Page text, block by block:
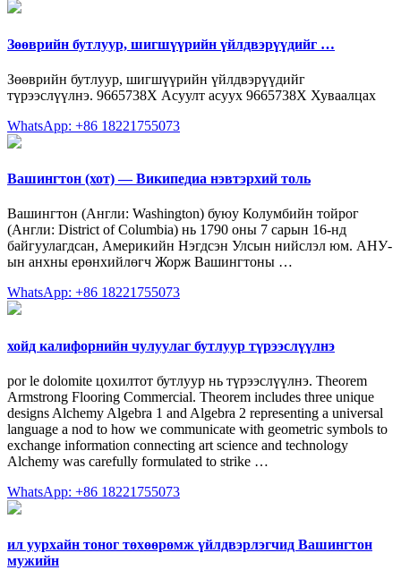
Зөөврийн бутлуур, шигшүүрийн үйлдвэрүүдийг …
Зөөврийн бутлуур, шигшүүрийн үйлдвэрүүдийг
түрээслүүлнэ. 9665738X Асуулт асуух 9665738X Хуваалцах
WhatsApp: +86 18221755073
Вашингтон (хот) — Википедиа нэвтэрхий толь
Вашингтон (Англи: Washington) буюу Колумбийн тойрог
(Англи: District of Columbia) нь 1790 оны 7 сарын 16-нд
байгуулагдсан, Америкийн Нэгдсэн Улсын нийслэл юм. АНУ-
ын анхны ерөнхийлөгч Жорж Вашингтоны …
WhatsApp: +86 18221755073
хойд калифорнийн чулуулаг бутлуур түрээслүүлнэ
por le dolomite цохилтот бутлуур нь түрээслүүлнэ. Theorem
Armstrong Flooring Commercial. Theorem includes three unique
designs Alchemy Algebra 1 and Algebra 2 representing a universal
language a nod to how we communicate with geometric symbols to
exchange information connecting art science and technology
Alchemy was carefully formulated to strike …
WhatsApp: +86 18221755073
ил уурхайн тоног төхөөрөмж үйлдвэрлэгчид Вашингтон
мужийн